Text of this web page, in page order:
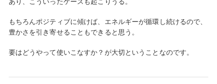
もちろんポジティブに傾けば、エネルギーが循環し続けるので、
豊かさを引き寄せることもできると思う。
要はどうやって使いこなすか？が大切ということなのです。